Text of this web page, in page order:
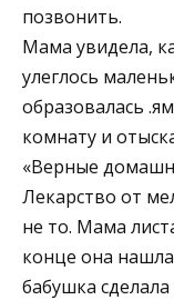
позвонить.
Мама увидела,
улеглось
образовалась
комнату и
«Верные
Лекарство от
не то. Мама
конце она
бабушка